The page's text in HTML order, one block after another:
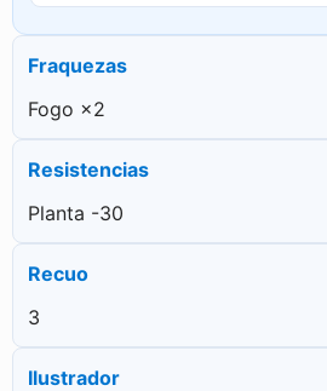
Fraquezas
Fogo ×2
Resistencias
Planta -30
Recuo
3
Ilustrador